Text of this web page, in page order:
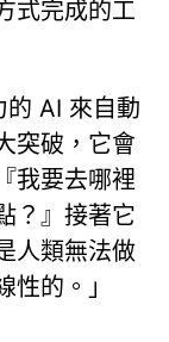
式完成的工
AI 來自動
突破，它會
我要去哪裡
？』接著它
人類無法做
的。」